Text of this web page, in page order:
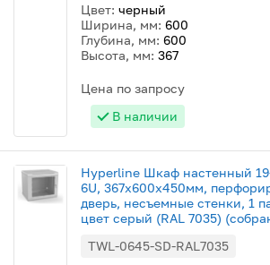
Цвет: черный
Ширина, мм: 600
Глубина, мм: 600
Высота, мм: 367
Цена по запросу
В наличии
Hyperline Шкаф настенный
6U, 367x600х450мм,
дверь, несъемные стенки, 1
цвет серый (RAL 7035)
TWL-0645-SD-RAL7035